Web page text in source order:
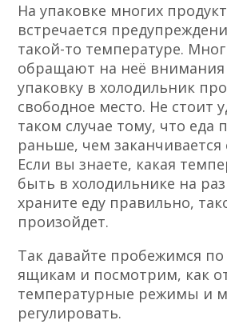
На упаковке многих
встречается
такой-то температуре.
обращают на неё внимания
упаковку в холодильник
свободное место. Не стоит
таком случае тому, что еда
раньше, чем заканчивается
Если вы знаете, какая
быть в холодильнике на
храните еду правильно,
произойдет.
Так давайте пробежимся
ящикам и посмотрим, как
температурные режимы и
регулировать.